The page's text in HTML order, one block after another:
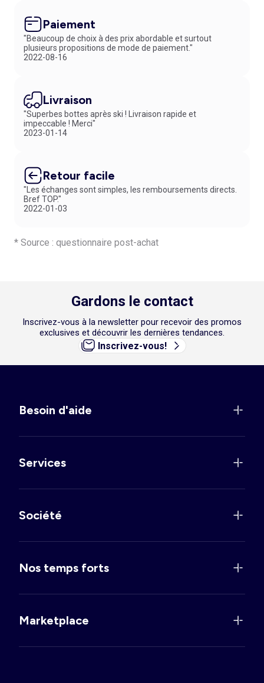
Paiement
"Beaucoup de choix à des prix abordable et surtout
plusieurs propositions de mode de paiement."
2022-08-16
Livraison
"Superbes bottes après ski ! Livraison rapide et
impeccable ! Merci"
2023-01-14
Retour facile
"Les échanges sont simples, les remboursements directs.
Bref TOP."
2022-01-03
* Source : questionnaire post-achat
Gardons le contact
Inscrivez-vous à la newsletter pour recevoir des promos
exclusives et découvrir les dernières tendances.
Inscrivez-vous!
Besoin d'aide
Services
Société
Nos temps forts
Marketplace